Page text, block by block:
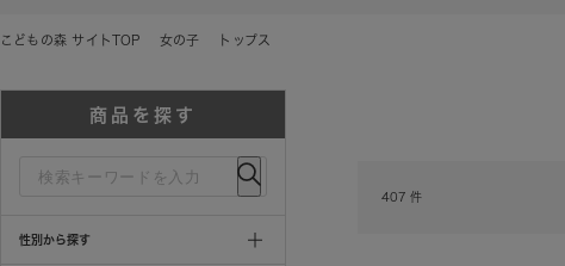
こどもの森 サイトTOP 女の子 トップス
商品を探す
性別から探す
407 件